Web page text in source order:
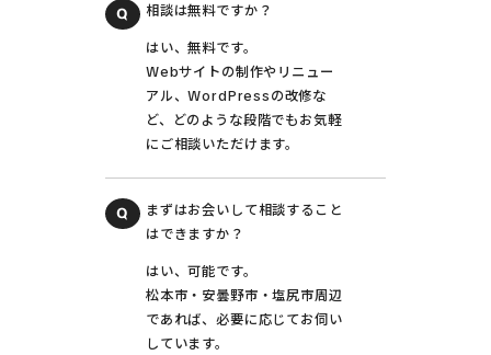
相談は無料ですか？
はい、無料です。
Webサイトの制作やリニュー
アル、WordPressの改修な
ど、どのような段階でもお気軽
にご相談いただけます。
まずはお会いして相談すること
はできますか？
はい、可能です。
松本市・安曇野市・塩尻市周辺
であれば、必要に応じてお伺い
しています。